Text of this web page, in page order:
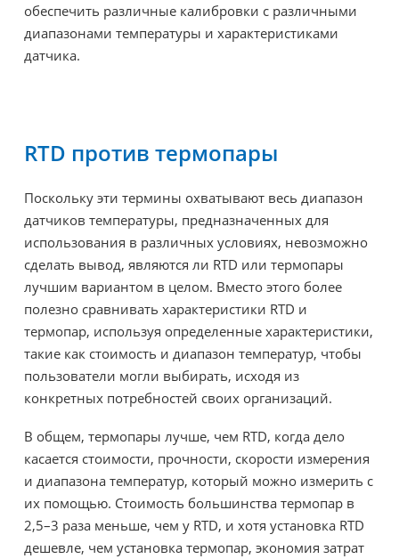
обеспечить различные калибровки с различными
диапазонами температуры и характеристиками
датчика.
RTD против термопары
Поскольку эти термины охватывают весь диапазон
датчиков температуры, предназначенных для
использования в различных условиях, невозможно
сделать вывод, являются ли RTD или термопары
лучшим вариантом в целом. Вместо этого более
полезно сравнивать характеристики RTD и
термопар, используя определенные характеристики,
такие как стоимость и диапазон температур, чтобы
пользователи могли выбирать, исходя из
конкретных потребностей своих организаций.
В общем, термопары лучше, чем RTD, когда дело
касается стоимости, прочности, скорости измерения
и диапазона температур, который можно измерить с
их помощью. Стоимость большинства термопар в
2,5–3 раза меньше, чем у RTD, и хотя установка RTD
дешевле, чем установка термопар, экономия затрат